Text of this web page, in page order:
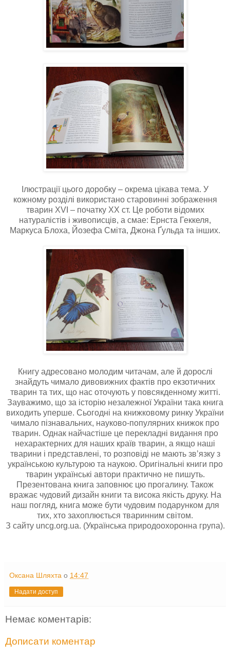
Ілюстрації цього доробку – окрема цікава тема. У
кожному розділі використано старовинні зображення
тварин XVI – початку XX ст. Це роботи відомих
натуралістів і живописців, а смае: Ернста Геккеля,
Маркуса Блоха, Йозефа Сміта, Джона Ґульда та інших.
Книгу адресовано молодим читачам, але й дорослі
знайдуть чимало дивовижних фактів про екзотичних
тварин та тих, що нас оточують у повсякденному житті.
Зауважимо, що за історію незалежної України така книга
виходить уперше. Сьогодні на книжковому ринку України
чимало пізнавальних, науково-популярних книжок про
тварин. Однак найчастіше це перекладні видання про
нехарактерних для наших країв тварин, а якщо наші
тварини і представлені, то розповіді не мають зв’язку з
українською культурою та наукою. Оригінальні книги про
тварин українські автори практично не пишуть.
Презентована книга заповнює цю прогалину. Також
вражає чудовий дизайн книги та висока якість друку. На
наш погляд, книга може бути чудовим подарунком для
тих, хто захоплюється тваринним світом.
З сайту uncg.org.ua. (Українська природоохоронна група).
Оксана Шляхта о 14:47
Надати доступ
Немає коментарів:
Дописати коментар